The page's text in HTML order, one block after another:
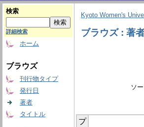
検索
詳細検索
ホーム
ブラウズ
刊行物タイプ
発行日
著者
タイトル
Kyoto Women's
ブラウズ : 著
ソ
プ